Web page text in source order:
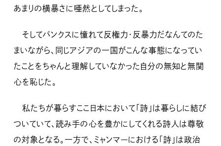
あまりの横暴さに唖然としてしまった。
そしてパンクスに憧れて反権力・反暴力だなんてのた
まいながら、同じアジアの一国がこんな事態になってい
たことをちゃんと理解していなかった自分の無知と無関
心を恥じた。
私たちが暮らすここ日本において「詩」は暮らしに結び
ついていて、読み手の心を豊かにしてくれる詩人は尊敬
の対象となる。一方で、ミャンマーにおける「詩」は政治